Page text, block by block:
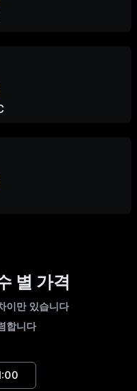
별 가격
이만 있습니다
합니다